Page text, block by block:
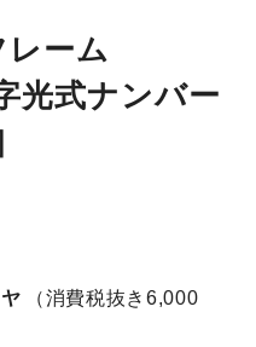
ーム
光式ナンバー
（消費税抜き6,000